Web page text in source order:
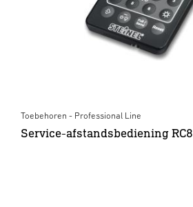
Toebehoren - Professional Line
Service-afstandsbediening RC8